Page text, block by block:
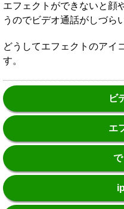
エフェクトができないと顔
うのでビデオ通話がしづら
どうしてエフェクトのアイ
す。
ビ
エ